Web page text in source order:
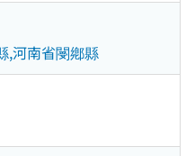
,河南省閿鄕縣